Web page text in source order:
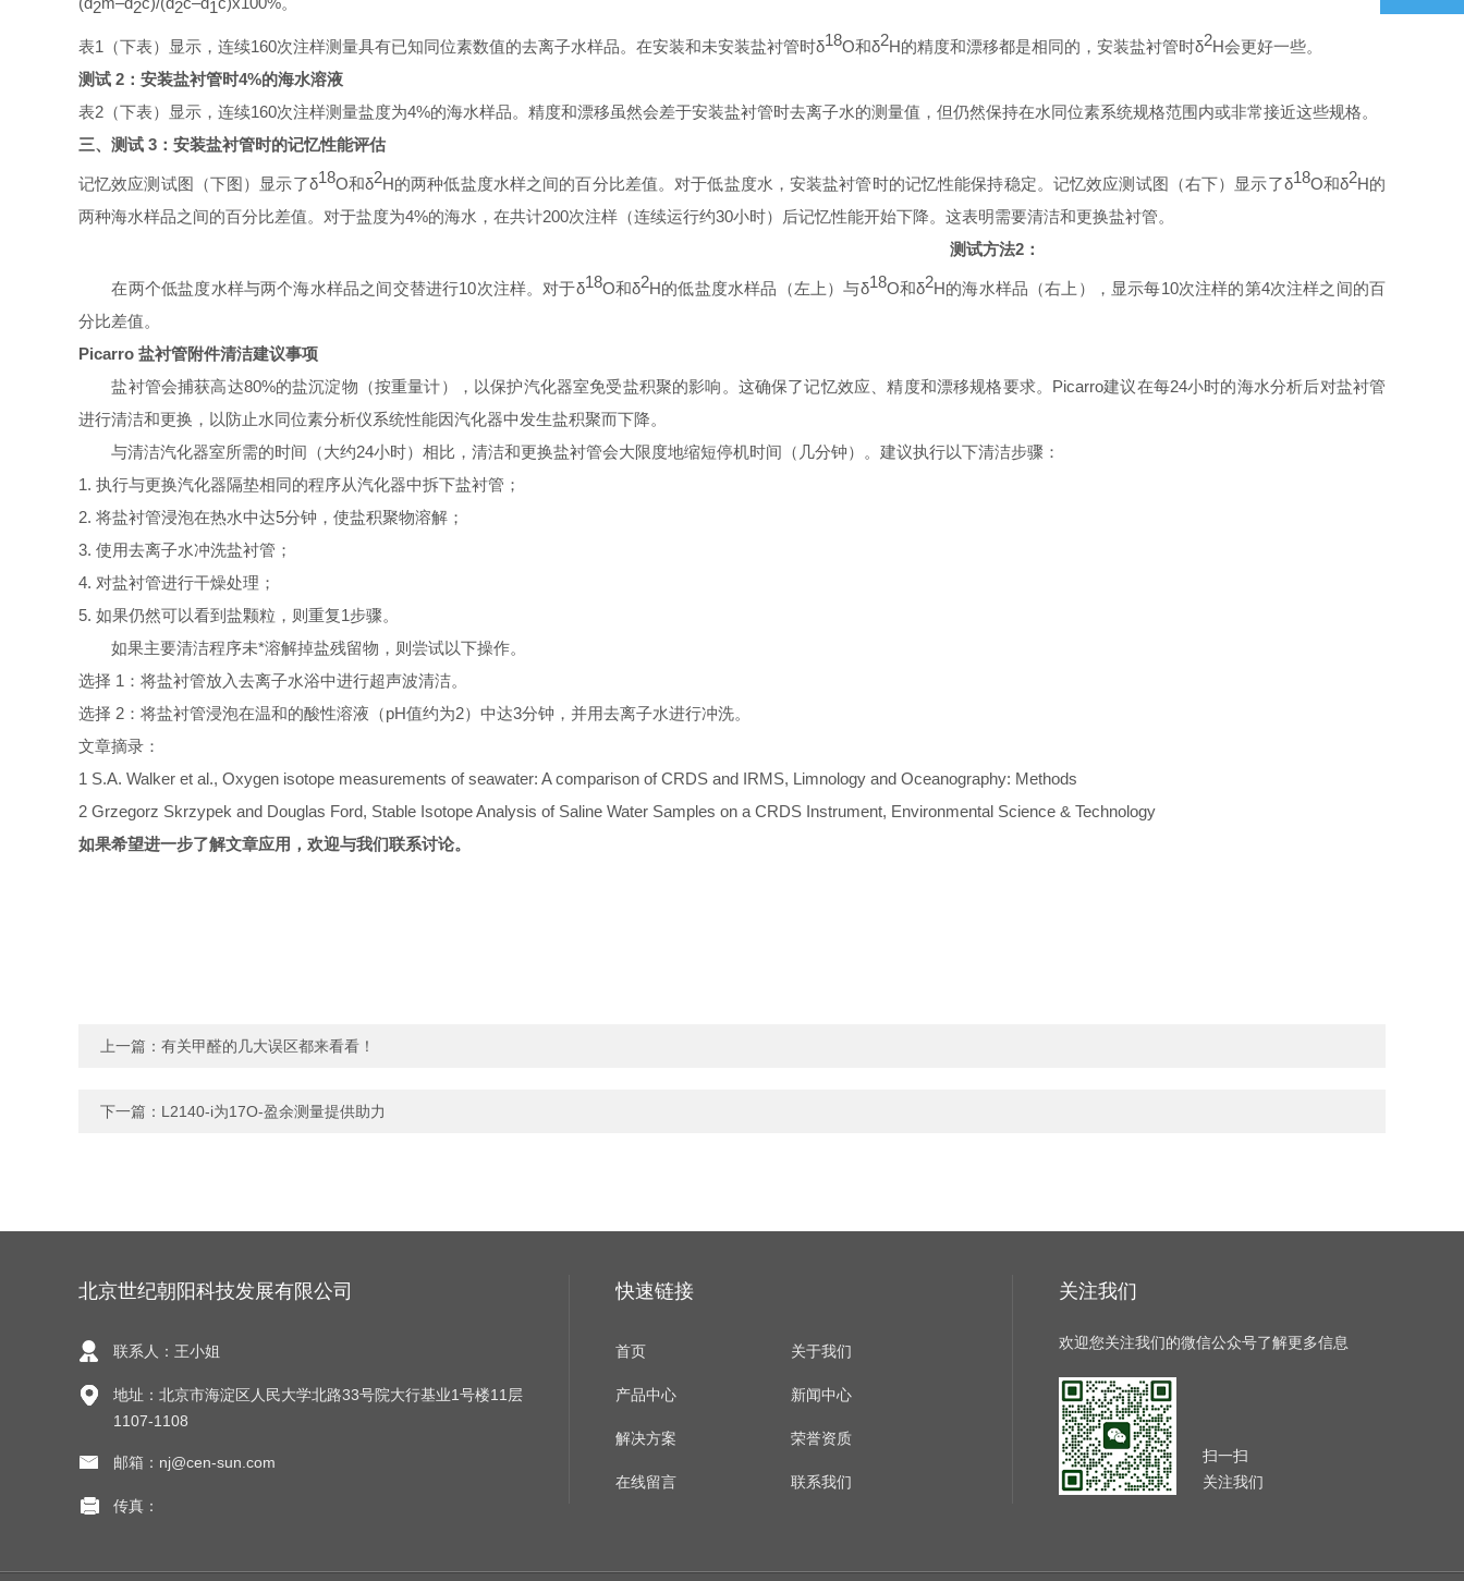
2 2 2 1
表1（下表）显示， 连续160次注样测量具有已知同位素数值的去离子水样品。在安装和未安装盐衬管时δ18O和δ2H的精度和漂移都是相同的 ，安装盐衬管时δ2H会更好一些。
测试 2：安装盐衬管时4%的海水溶液
表2（下表）显示， 连续160次注样测量盐度为4%的海水样品。精度和漂移虽然会差于安装盐衬管时去离子水的测量值，但仍然保持在水同位素系统规格范围内或非常接近这些规格。
三、测试 3：安装盐衬管时的记忆性能评估
记忆效应测试图（下图）显示了δ18O和δ2H的两种低盐度水样之间的百分比差值。对于低盐度水，安装盐衬管时的记忆性能保持稳定。记忆效应测试图（右下）显示了δ18O和δ2H的
两种海水样品之间的百分比差值。 对于盐度为4%的海水，在共计200次注样（连续运行约30小时）后记忆性能开始下降。 这表明需要清洁和更换盐衬管。
测试方法2：
在两个低盐度水样与两个海水样品之间交替进行10次注样。对于δ18O和δ2H的低盐度水样品（左上）与δ18O和δ2H的海水样品（右上），显示每10次注样的第4次注样之间的百
分比差值。
Picarro 盐衬管附件清洁建议事项
盐衬管会捕获高达80%的盐沉淀物（按重量计），以保护汽化器室免受盐积聚的影响。这确保了记忆效应、精度和漂移规格要求。 Picarro建议在每24小时的海水分析后对盐衬管
进行清洁和更换，以防止水同位素分析仪系统性能因汽化器中发生盐积聚而下降。
与清洁汽化器室所需的时间（大约24小时）相比，清洁和更换盐衬管会大限度地缩短停机时间（几分钟）。建议执行以下清洁步骤：
1. 执行与更换汽化器隔垫相同的程序从汽化器中拆下盐衬管；
2. 将盐衬管浸泡在热水中达5分钟，使盐积聚物溶解；
3. 使用去离子水冲洗盐衬管；
4. 对盐衬管进行干燥处理；
5. 如果仍然可以看到盐颗粒，则重复1步骤。
如果主要清洁程序未*溶解掉盐残留物，则尝试以下操作。
选择 1：将盐衬管放入去离子水浴中进行超声波清洁。
选择 2：将盐衬管浸泡在温和的酸性溶液（pH值约为2）中达3分钟，并用去离子水进行冲洗。
文章摘录：
1 S.A. Walker et al., Oxygen isotope measurements of seawater: A comparison of CRDS and IRMS, Limnology and Oceanography: Methods
2 Grzegorz Skrzypek and Douglas Ford, Stable Isotope Analysis of Saline Water Samples on a CRDS Instrument, Environmental Science & Technology
如果希望进一步了解文章应用，欢迎与我们联系讨论。
上一篇： 有关甲醛的几大误区都来看看！
下一篇： L2140-i为17O-盈余测量提供助力
北京世纪朝阳科技发展有限公司
联系人：王小姐
地址：北京市海淀区人民大学北路33号院大行基业1号楼11层
1107-1108
邮箱：nj@cen-sun.com
传真：
快速链接
首页 关于我们
产品中心 新闻中心
解决方案 荣誉资质
在线留言 联系我们
关注我们
欢迎您关注我们的微信公众号了解更多信息
扫一扫
关注我们